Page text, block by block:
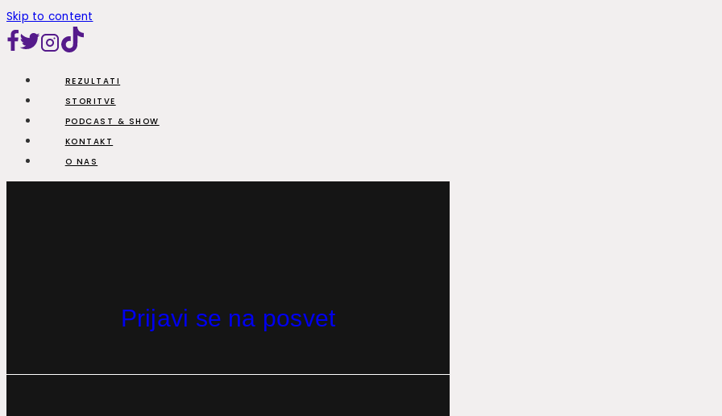
Skip to content
REZULTATI
STORITVE
PODCAST & SHOW
KONTAKT
O NAS
Prijavi se na posvet